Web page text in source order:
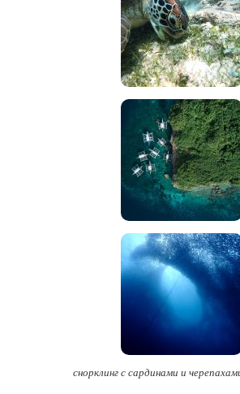
снорклинг с сардинами и